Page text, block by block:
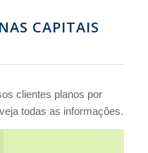
CAPITAIS
clientes planos por
todas as informações.